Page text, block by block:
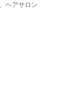
ヘアサロン